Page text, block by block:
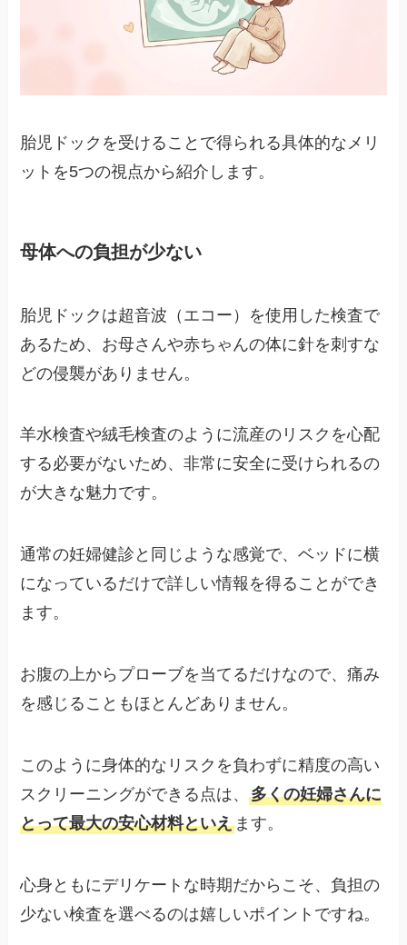
胎児ドックを受けることで得られる具体的なメリ
ットを5つの視点から紹介します。
母体への負担が少ない
胎児ドックは超音波（エコー）を使用した検査で
あるため、お母さんや赤ちゃんの体に針を刺すな
どの侵襲がありません。
羊水検査や絨毛検査のように流産のリスクを心配
する必要がないため、非常に安全に受けられるの
が大きな魅力です。
通常の妊婦健診と同じような感覚で、ベッドに横
になっているだけで詳しい情報を得ることができ
ます。
お腹の上からプローブを当てるだけなので、痛み
を感じることもほとんどありません。
このように身体的なリスクを負わずに精度の高い
スクリーニングができる点は、多くの妊婦さんに
とって最大の安心材料といえ ます。
心身ともにデリケートな時期だからこそ、負担の
少ない検査を選べるのは嬉しいポイントですね。